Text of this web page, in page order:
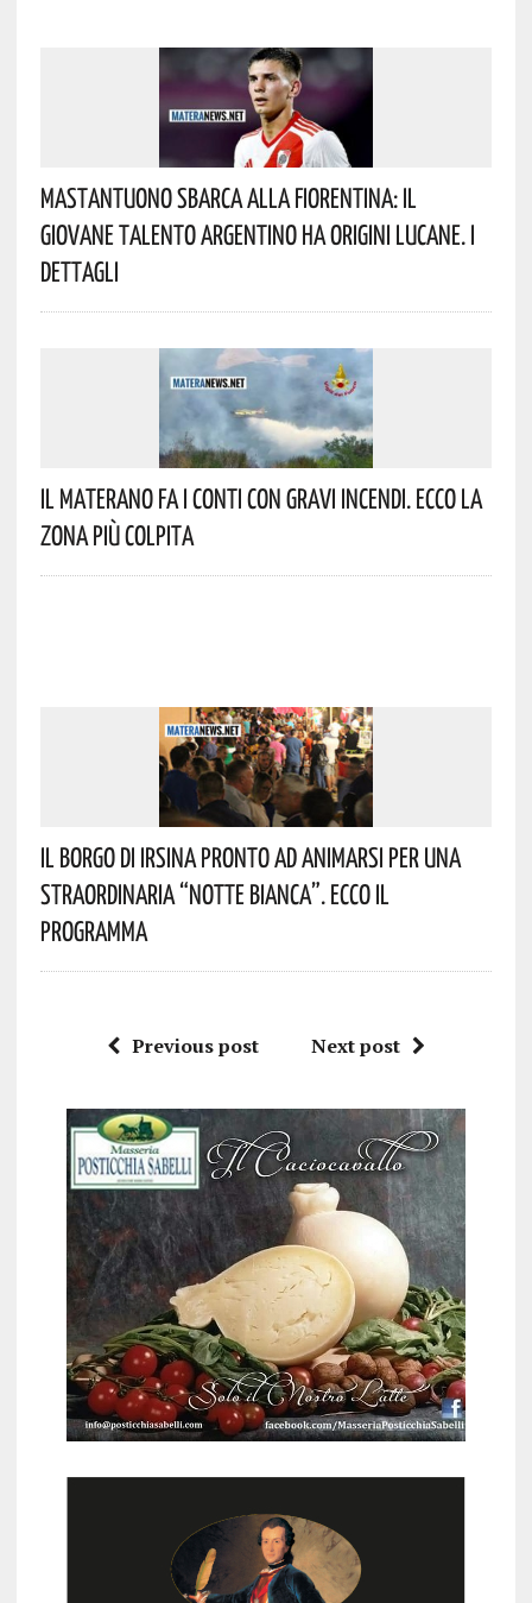
Mastantuono Sbarca Alla Fiorentina: Il
Giovane Talento Argentino Ha Origini Lucane. I
Dettagli
Il Materano Fa I Conti Con Gravi Incendi. Ecco La
Zona Più Colpita
Il Borgo Di Irsina Pronto Ad Animarsi Per Una
Straordinaria “Notte Bianca”. Ecco Il
Programma
Previous post Next post